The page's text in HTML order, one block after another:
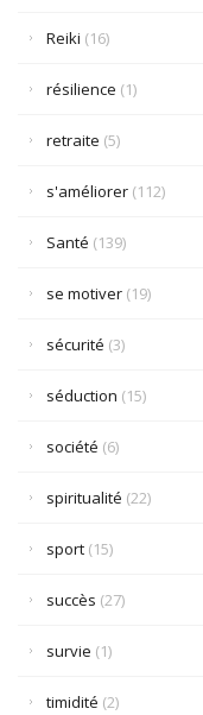
Reiki (16)
résilience (1)
retraite (5)
s'améliorer (112)
Santé (139)
se motiver (19)
sécurité (3)
séduction (15)
société (6)
spiritualité (22)
sport (15)
succès (27)
survie (1)
timidité (2)